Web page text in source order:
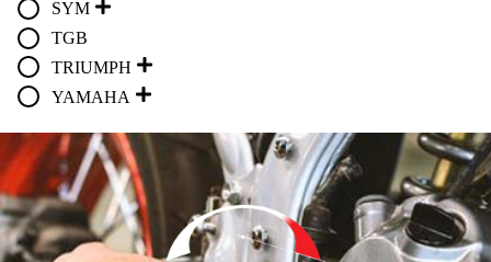
SYM
TGB
TRIUMPH
YAMAHA